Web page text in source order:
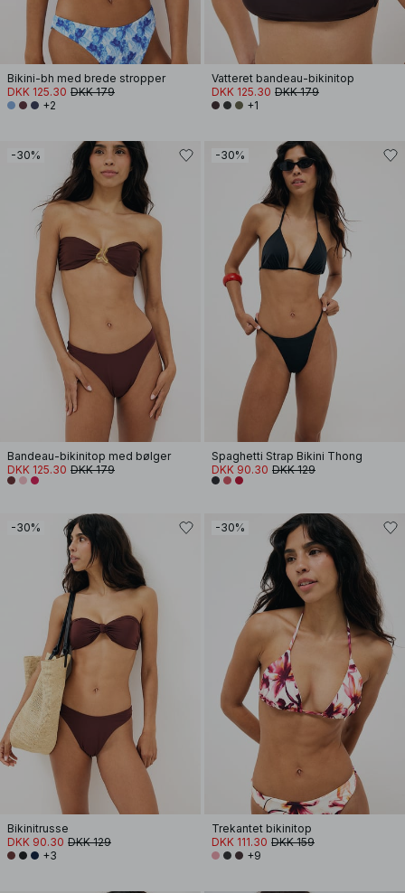
Bikini-bh med brede stropper
DKK 125.30 DKK 179
+2
Vatteret bandeau-bikinitop
DKK 125.30 DKK 179
+1
-30%
Bandeau-bikinitop med bølger
DKK 125.30 DKK 179
-30%
Spaghetti Strap Bikini Thong
DKK 90.30 DKK 129
-30%
Bikinitrusse
DKK 90.30 DKK 129
+3
-30%
Trekantet bikinitop
DKK 111.30 DKK 159
+9